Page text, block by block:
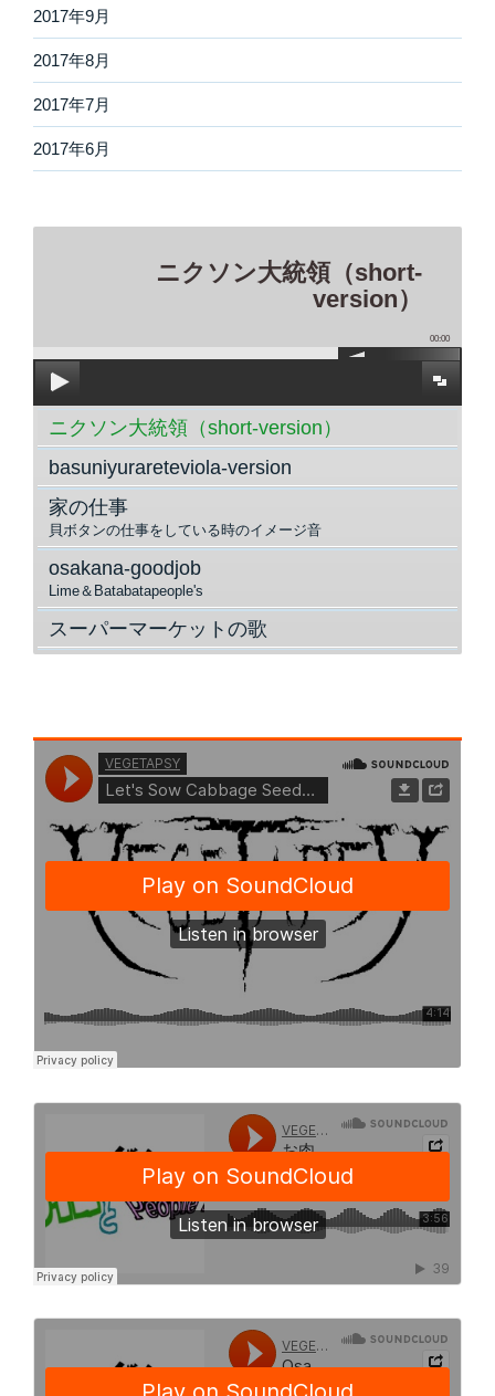
2017年9月
2017年8月
2017年7月
2017年6月
ニクソン大統領（short-
version）
00:00
ニクソン大統領（short-version）
basuniyurareteviola-version
家の仕事
貝ボタンの仕事をしている時のイメージ音
osakana-goodjob
Lime＆Batabatapeople's
スーパーマーケットの歌